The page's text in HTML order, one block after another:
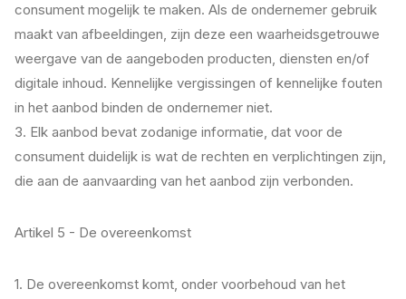
consument mogelijk te maken. Als de ondernemer gebruik
maakt van afbeeldingen, zijn deze een waarheidsgetrouwe
weergave van de aangeboden producten, diensten en/of
digitale inhoud. Kennelijke vergissingen of kennelijke fouten
in het aanbod binden de ondernemer niet.
3. Elk aanbod bevat zodanige informatie, dat voor de
consument duidelijk is wat de rechten en verplichtingen zijn,
die aan de aanvaarding van het aanbod zijn verbonden.
Artikel 5 - De overeenkomst
1. De overeenkomst komt, onder voorbehoud van het